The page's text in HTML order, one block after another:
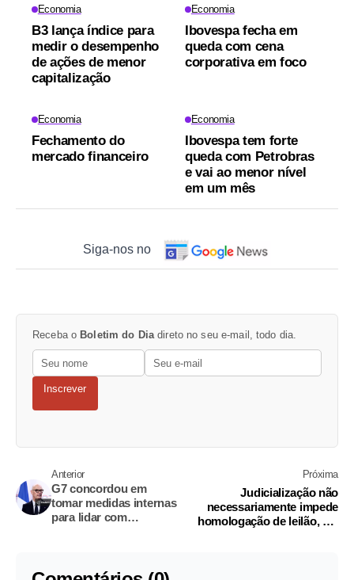
Economia
B3 lança índice para
medir o desempenho
de ações de menor
capitalização
Economia
Ibovespa fecha em
queda com cena
corporativa em foco
Economia
Fechamento do
mercado financeiro
Economia
Ibovespa tem forte
queda com Petrobras
e vai ao menor nível
em um mês
Siga-nos no
Receba o Boletim do Dia direto no seu e-mail, todo dia.
Inscrever
Anterior
G7 concordou em
tomar medidas internas
para lidar com
ministro da França
Próxima
Judicialização não
necessariamente impede
homologação de leilão, diz